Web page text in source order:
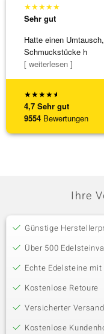
★★★★★
4,7 Sehr gut
9554 Bewertungen
★★★★★
Sehr gut
Hatte einen
Schmuckstücke h
[ weiterlesen ]
Ihre
Günstige
Über 500
Echte Edelsteine
Kostenlose Retoure
Versicherter
Kostenlose